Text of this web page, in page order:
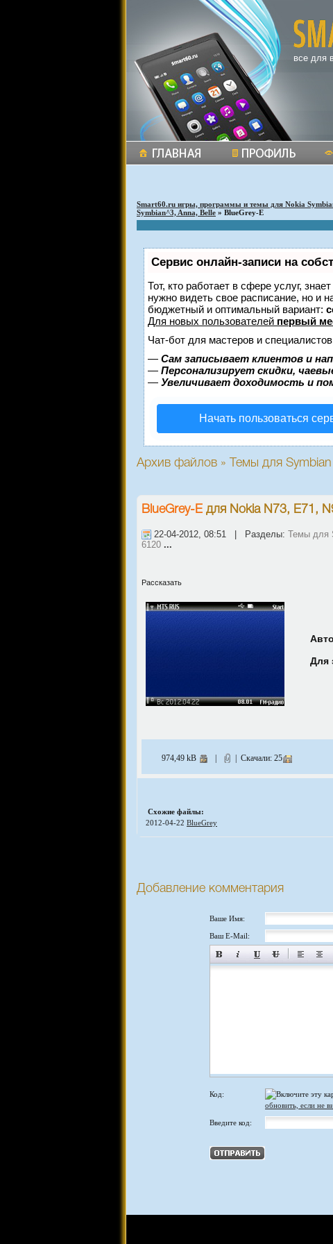
все для
Smart60.ru игры, программы и темы для Nokia
Symbian^3, Anna, Belle » BlueGrey-E
Сервис онлайн-записи на
Тот, кто работает в сфере услуг,
нужно видеть свое расписание, но и
бюджетный и оптимальный вариант:
Для новых пользователей первый
Чат-бот для мастеров и
— Сам записывает клиентов и
— Персонализирует скидки,
— Увеличивает доходимость и
Начать пользоваться
Архив файлов » Темы для
BlueGrey-E для Nokia N73, E71,
22-04-2012, 08:51 | Разделы: Темы для
6120 ...
Рассказать
Для
974,49 kB | Скачали: 25
Схожие файлы:
2012-04-22 BlueGrey
Добавление комментария
Ваше Имя:
Ваш E-Mail:
Код:
обновить, если не
Введите код: